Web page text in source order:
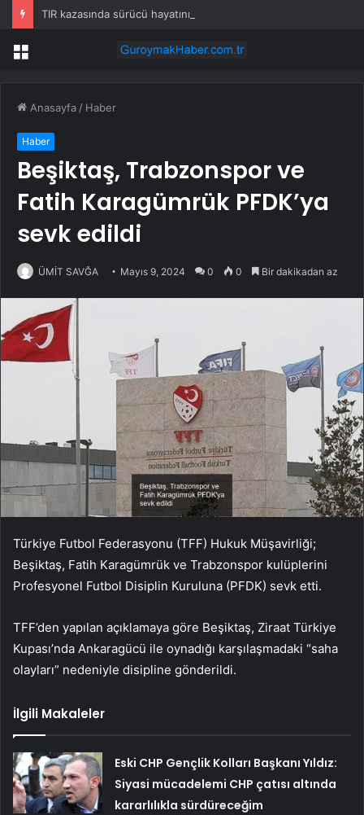
TIR kazasında sürücü hayatını kaybetti
Menü
Anasayfa / Haber
Haber
Beşiktaş, Trabzonspor ve
Fatih Karagümrük PFDK’ya
sevk edildi
ÜMİT SAVĞA Mayıs 9, 2024 0 0 Bir dakikadan az
Türkiye Futbol Federasyonu (TFF) Hukuk Müşavirliği;
Beşiktaş, Fatih Karagümrük ve Trabzonspor kulüplerini
Profesyonel Futbol Disiplin Kuruluna (PFDK) sevk etti.
TFF’den yapılan açıklamaya göre Beşiktaş, Ziraat Türkiye
Kupası’nda Ankaragücü ile oynadığı karşılaşmadaki “saha
olayları” nedeniyle disipline gönderildi.
İlgili Makaleler
Eski CHP Gençlik Kolları Başkanı Yıldız:
Siyasi mücadelemi CHP çatısı altında
kararlılıkla sürdüreceğim